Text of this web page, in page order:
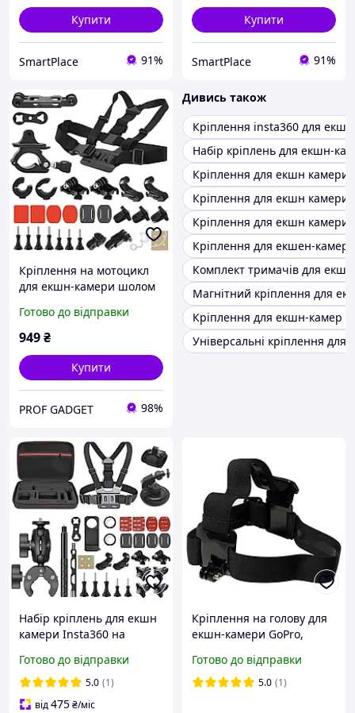
Купити
SmartPlace 91%
Купити
SmartPlace 91%
Кріплення на мотоцикл
для екшн-камери шолом
HQS-NEW-KIT-M02
Готово до відправки
949₴
Купити
PROF GADGET 98%
Дивись також
Кріплення insta360 для
Набір кріплень для екшн-
Кріплення для екшн камери
Кріплення для екшн камери
Кріплення для екшн камери
Кріплення для екшен-
Комплект тримачів для
Магнітний кріплення для
Кріплення для екшн-камер
Універсальні кріплення
Набір кріплень для екшн
камери Insta360 на
HQS-Bundle-N04
Готово до відправки
5.0 (1)
від475₴/міс
Кріплення на голову для
екшн-камери GoPro,
Head Strap Mount
XTGP23B
Готово до відправки
5.0 (1)